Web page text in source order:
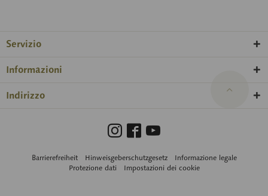
Servizio
Informazioni
Indirizzo
Barrierefreiheit Hinweisgeberschutzgesetz
Informazione legale
Protezione dati
Impostazioni dei cookie